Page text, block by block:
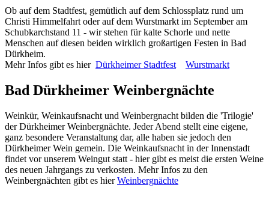
Ob auf dem Stadtfest, gemütlich auf dem Schlossplatz rund um
Christi Himmelfahrt oder auf dem Wurstmarkt im September am
Schubkarchstand 11 - wir stehen für kalte Schorle und nette
Menschen auf diesen beiden wirklich großartigen Festen in Bad
Dürkheim.
Mehr Infos gibt es hier Dürkheimer Stadtfest Wurstmarkt
Bad Dürkheimer Weinbergnächte
Weinkür, Weinkaufsnacht und Weinbergnacht bilden die 'Trilogie'
der Dürkheimer Weinbergnächte. Jeder Abend stellt eine eigene,
ganz besondere Veranstaltung dar, alle haben sie jedoch den
Dürkheimer Wein gemein. Die Weinkaufsnacht in der Innenstadt
findet vor unserem Weingut statt - hier gibt es meist die ersten Weine
des neuen Jahrgangs zu verkosten. Mehr Infos zu den
Weinbergnächten gibt es hierWeinbergnächte